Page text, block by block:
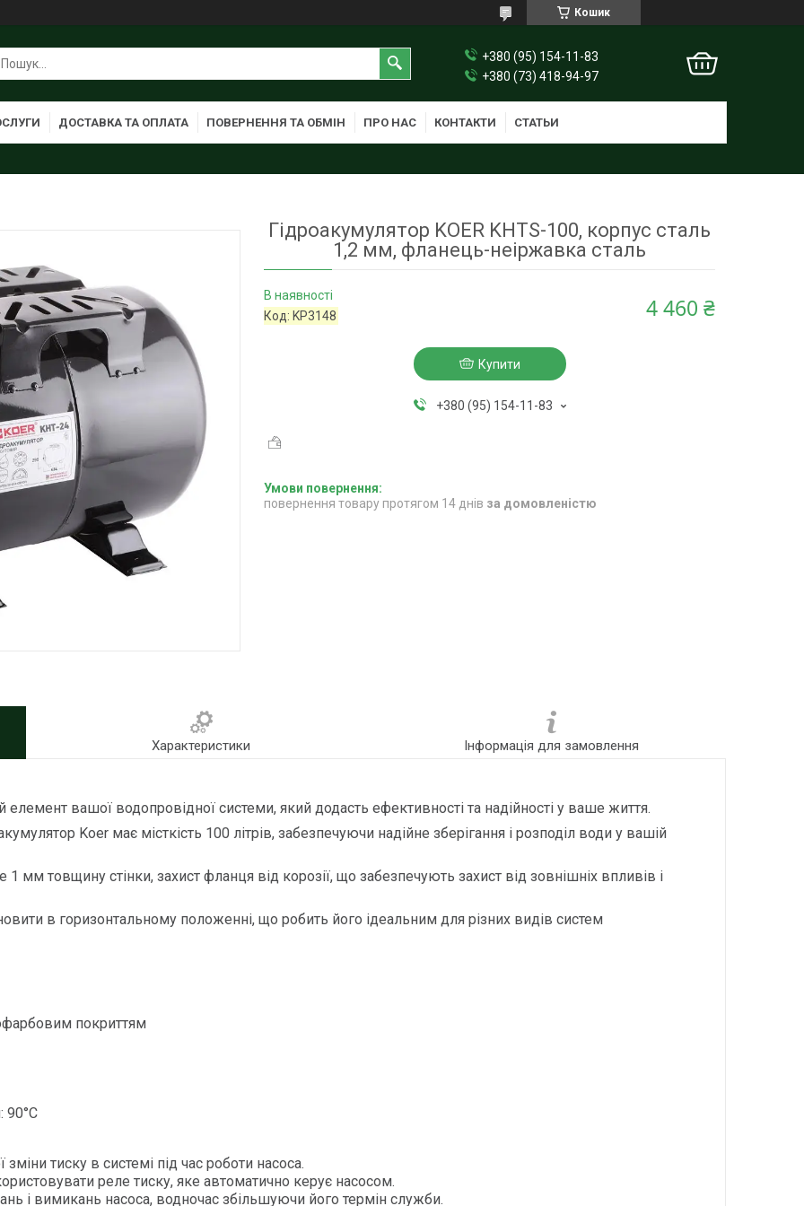
Кошик
+380 (95) 154-11-83
+380 (73) 418-94-97
ДОСТАВКА ТА ОПЛАТА ПОВЕРНЕННЯ ТА ОБМІН ПРО НАС КОНТАКТИ СТАТЬИ
Гідроакумулятор KOER KHTS-100, корпус сталь
1,2 мм, фланець-неіржавка сталь
В наявності
Код: KP3148 4 460 ₴
Купити
+380 (95) 154-11-83
повернення товару протягом 14 днів за домовленістю
Характеристики Інформація для замовлення
вашої водопровідної системи, який додасть ефективності та надійності у ваше життя.
Koer має місткість 100 літрів, забезпечуючи надійне зберігання і розподіл води у вашій
мм товщину стінки, захист фланця від корозії, що забезпечують захист від зовнішніх впливів і
в горизонтальному положенні, що робить його ідеальним для різних видів систем
покриттям
90°С
тиску в системі під час роботи насоса.
реле тиску, яке автоматично керує насосом.
і вимикань насоса, водночас збільшуючи його термін служби.